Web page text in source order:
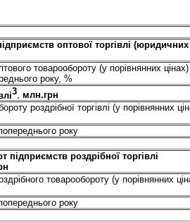
оптової торгівлі (юридичних
товарообороту (у порівнянних
року, %
3,млн.грн
роздрібної торгівлі (у порівнянних
року
підприємств роздрібної торгівлі
товарообороту (у порівнянних
року